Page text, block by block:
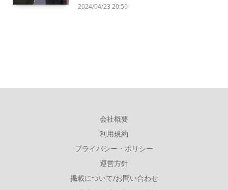
2024/04/23 20:50
会社概要
利用規約
プライバシー・ポリシー
運営方針
掲載について/お問い合わせ